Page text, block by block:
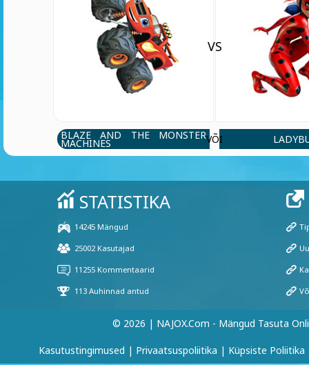
BLAZE AND THE MONSTER
MACHINES
VS
VÕI
© 2026 | NAJOX.com - Mängud Tasuta
Kasutustingimused | Privaatsuspoliitika | Küpsiste Poliitika